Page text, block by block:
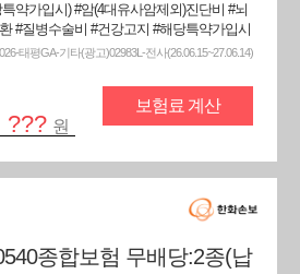
약가입시) #암(4대유사암제외)진단비 #뇌
#질병수술비 #건강고지 #해당특약가입시
태평GA-기타(광고)02983L-전사(26.06.15~27.06.14)
??? 원
보험료 계산
종합보험 무배당:2종(납